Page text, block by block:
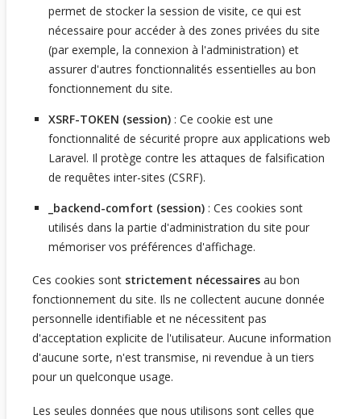
permet de stocker la session de visite, ce qui est
nécessaire pour accéder à des zones privées du site
(par exemple, la connexion à l'administration) et
assurer d'autres fonctionnalités essentielles au bon
fonctionnement du site.
XSRF-TOKEN (session) : Ce cookie est une
fonctionnalité de sécurité propre aux applications web
Laravel. Il protège contre les attaques de falsification
de requêtes inter-sites (CSRF).
_backend-comfort (session) : Ces cookies sont
utilisés dans la partie d'administration du site pour
mémoriser vos préférences d'affichage.
Ces cookies sont strictement nécessaires au bon
fonctionnement du site. Ils ne collectent aucune donnée
personnelle identifiable et ne nécessitent pas
d'acceptation explicite de l'utilisateur. Aucune information
d'aucune sorte, n'est transmise, ni revendue à un tiers
pour un quelconque usage.
Les seules données que nous utilisons sont celles que